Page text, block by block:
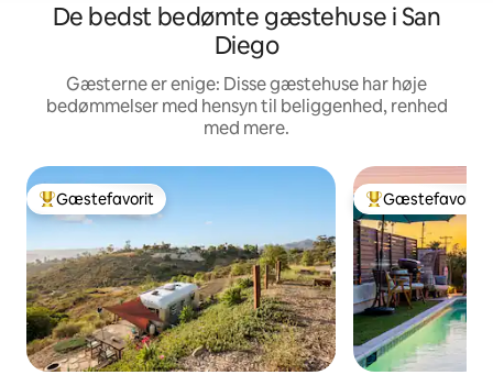
De bedst bedømte gæstehuse i San
Diego
Gæsterne er enige: Disse gæstehuse har høje
bedømmelser med hensyn til beliggenhed, renhed
med mere.
Bedste gæstefavorit
Gæstefavorit Bedste
Gæstefavorit